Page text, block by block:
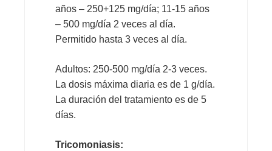
años – 250+125 mg/día; 11-15 años
– 500 mg/día 2 veces al día.
Permitido hasta 3 veces al día.
Adultos: 250-500 mg/día 2-3 veces.
La dosis máxima diaria es de 1 g/día.
La duración del tratamiento es de 5
días.
Tricomoniasis: